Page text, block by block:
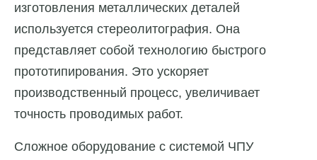
изготовления металлических деталей
используется стереолитография. Она
представляет собой технологию быстрого
прототипирования. Это ускоряет
производственный процесс, увеличивает
точность проводимых работ.
Сложное оборудование с системой ЧПУ